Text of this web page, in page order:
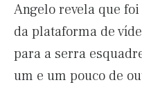
Angelo revela que
da plataforma de
para a serra
um e um pouco de